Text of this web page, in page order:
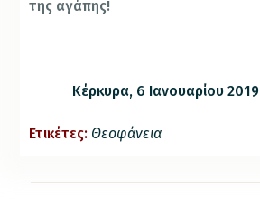
της αγάπης!
Κέρκυρα, 6 Ιανουαρίου 2019
Ετικέτες: Θεοφάνεια